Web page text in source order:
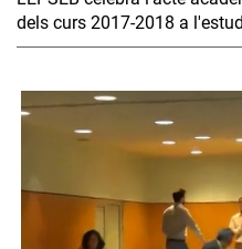
dels curs 2017-2018 a